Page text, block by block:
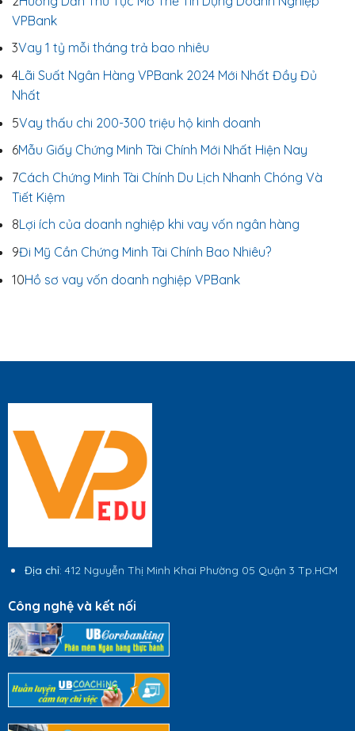
VPBank
3Vay 1 tỷ mỗi tháng trả bao nhiêu
4Lãi Suất Ngân Hàng VPBank 2024 Mới Nhất Đầy Đủ
Nhất
5Vay thấu chi 200-300 triệu hộ kinh doanh
6Mẫu Giấy Chứng Minh Tài Chính Mới Nhất Hiện Nay
7Cách Chứng Minh Tài Chính Du Lịch Nhanh Chóng Và
Tiết Kiệm
8Lợi ích của doanh nghiệp khi vay vốn ngân hàng
9Đi Mỹ Cần Chứng Minh Tài Chính Bao Nhiêu?
10Hồ sơ vay vốn doanh nghiệp VPBank
Địa chỉ: 412 Nguyễn Thị Minh Khai Phường 05 Quận 3 Tp.HCM
Công nghệ và kết nối